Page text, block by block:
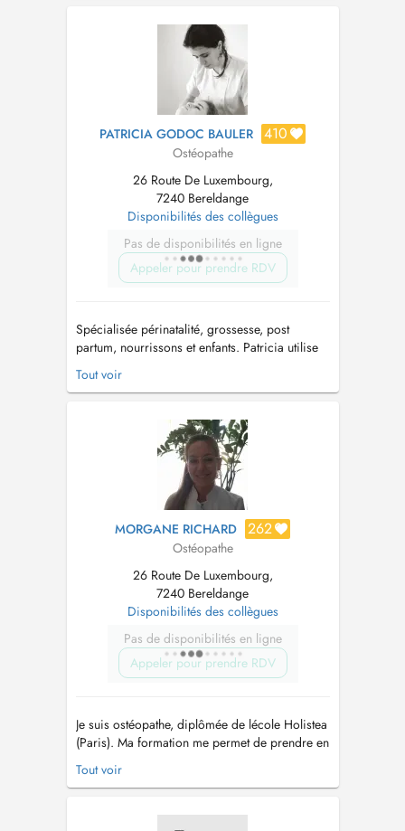
la physiologie du corps. Je traite : Urgences
ostéopathiques (dou...
PATRICIA GODOC BAULER 410
Ostéopathe
26 Route De Luxembourg,
7240 Bereldange
Disponibilités des collègues
Pas de disponibilités en ligne
Appeler pour prendre RDV
Spécialisée périnatalité, grossesse, post
partum, nourrissons et enfants. Patricia utilise
des méthodes douces et adaptées à l'âge et à
la problématique de chaque patient. Votre
professionnels de la santé tel que kinés,
médecins généralistes, gynécologues, pédi...
Tout voir
MORGANE RICHARD 262
Ostéopathe
26 Route De Luxembourg,
7240 Bereldange
Disponibilités des collègues
Pas de disponibilités en ligne
Appeler pour prendre RDV
Je suis ostéopathe, diplômée de lécole Holistea
(Paris). Ma formation me permet de prendre en
charge tous types de patients et une formation
en périnatalité me permet la prise en charge de
Je parle majoritairement français. Lostéopathie
Tout voir